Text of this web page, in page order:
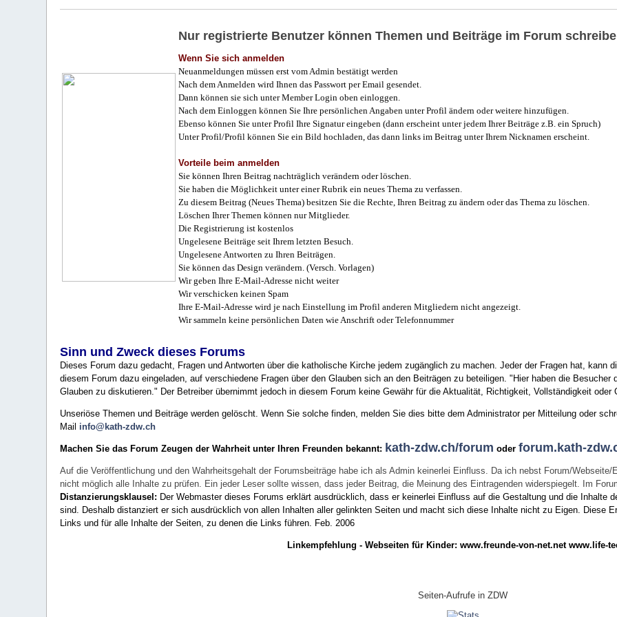
Nur registrierte Benutzer können Themen und Beiträge im Forum
Wenn Sie sich anmelden
Neuanmeldungen müssen erst vom Admin bestätigt werden
Nach dem Anmelden wird Ihnen das Passwort per Email gesendet.
Dann können sie sich unter Member Login oben einloggen.
Nach dem Einloggen können Sie Ihre persönlichen Angaben unter Profil ändern oder weitere hinzufügen.
Ebenso können Sie unter Profil Ihre Signatur eingeben (dann erscheint unter jedem Ihrer Beiträge z.B. ein Spruch)
Unter Profil/Profil können Sie ein Bild hochladen, das dann links im Beitrag unter Ihrem Nicknamen erscheint.
Vorteile beim anmelden
Sie können Ihren Beitrag nachträglich verändern oder löschen.
Sie haben die Möglichkeit unter einer Rubrik ein neues Thema zu verfassen.
Zu diesem Beitrag (Neues Thema) besitzen Sie die Rechte, Ihren Beitrag zu ändern oder das Thema zu löschen.
Löschen Ihrer Themen können nur Mitglieder.
Die Registrierung ist kostenlos
Ungelesene Beiträge seit Ihrem letzten Besuch.
Ungelesene Antworten zu Ihren Beiträgen.
Sie können das Design verändern. (Versch. Vorlagen)
Wir geben Ihre E-Mail-Adresse nicht weiter
Wir verschicken keinen Spam
Ihre E-Mail-Adresse wird je nach Einstellung im Profil anderen Mitgliedern nicht angezeigt.
Wir sammeln keine persönlichen Daten wie Anschrift oder Telefonnummer
Sinn und Zweck dieses Forums
Dieses Forum dazu gedacht, Fragen und Antworten über die katholische Kirche jedem zugänglich zu machen. Jeder der Fragen hat, kann
diesem Forum dazu eingeladen, auf verschiedene Fragen über den Glauben sich an den Beiträgen zu beteiligen. "Hier haben die
Glauben zu diskutieren." Der Betreiber übernimmt jedoch in diesem Forum keine Gewähr für die Aktualität, Richtigkeit, Vollständigkeit
Unseriöse Themen und Beiträge werden gelöscht. Wenn Sie solche finden, melden Sie dies bitte dem Administrator per Mitteilung oder
Mail info@kath-zdw.ch
Machen Sie das Forum Zeugen der Wahrheit unter Ihren Freunden bekannt: kath-zdw.ch/forum oderforum.kath-
Auf die Veröffentlichung und den Wahrheitsgehalt der Forumsbeiträge habe ich als Admin keinerlei Einfluss. Da ich nebst Forum/
nicht möglich alle Inhalte zu prüfen. Ein jeder Leser sollte wissen, dass jeder Beitrag, die Meinung des Eintragenden widerspiegelt. Im
Distanzierungsklausel: Der Webmaster dieses Forums erklärt ausdrücklich, dass er keinerlei Einfluss auf die Gestaltung und die Inhalte
sind. Deshalb distanziert er sich ausdrücklich von allen Inhalten aller gelinkten Seiten und macht sich diese Inhalte nicht zu Eigen. Diese
Links und für alle Inhalte der Seiten, zu denen die Links führen. Feb. 2006
Linkempfehlung - Webseiten für Kinder: www.freunde-von-net.net www.life-
Seiten-Aufrufe in ZDW